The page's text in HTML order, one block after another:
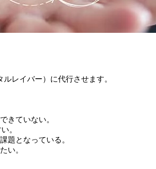
レイバー）に代行させます。
きていない。
。
題となっている。
い。